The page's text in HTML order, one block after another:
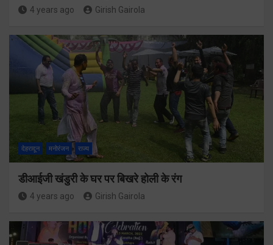
4 years ago Girish Gairola
देहरादून मनोरंजन राज्य
डीआईजी खंडुरी के घर पर बिखरे होली के रंग
4 years ago Girish Gairola